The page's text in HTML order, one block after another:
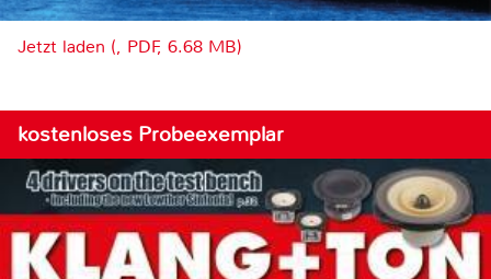
Jetzt laden (, PDF, 6.68 MB)
kostenloses Probeexemplar